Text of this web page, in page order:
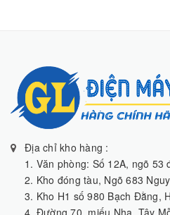
Địa chỉ kho hàng :
1. Văn phòng: Số 12A, ngõ 53
2. Kho đóng tàu, Ngõ 683
3. Kho H1 số 980 Bạch Đằng,